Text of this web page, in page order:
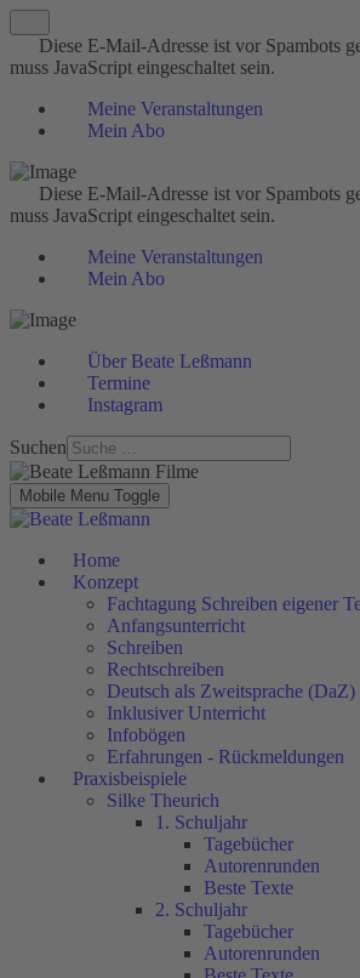
Diese E-Mail-Adresse ist vor Spambots
muss JavaScript eingeschaltet sein.
Meine Veranstaltungen
Mein Abo
Diese E-Mail-Adresse ist vor Spambots
muss JavaScript eingeschaltet sein.
Meine Veranstaltungen
Mein Abo
Über Beate Leßmann
Termine
Instagram
Suchen
Mobile Menu Toggle
Home
Konzept
Fachtagung Schreiben eigener
Anfangsunterricht
Schreiben
Rechtschreiben
Deutsch als Zweitsprache (DaZ)
Inklusiver Unterricht
Infobögen
Erfahrungen - Rückmeldungen
Praxisbeispiele
Silke Theurich
1. Schuljahr
Tagebücher
Autorenrunden
Beste Texte
2. Schuljahr
Tagebücher
Autorenrunden